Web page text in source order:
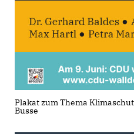
Plakat zum Thema
Busse